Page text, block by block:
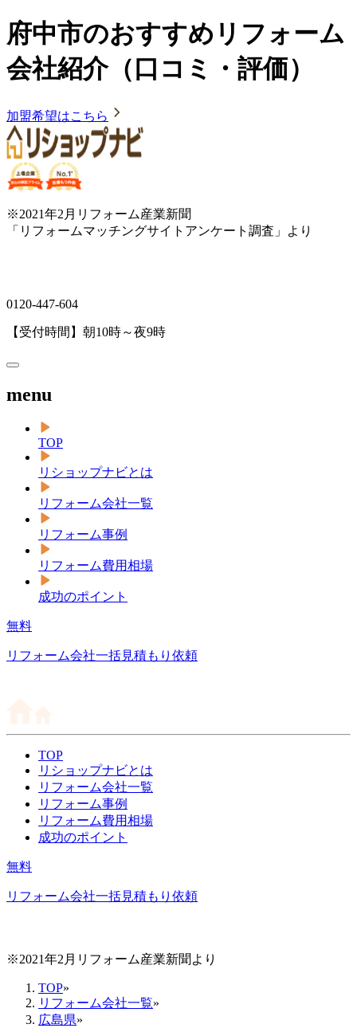
府中市のおすすめリフォーム
会社紹介（口コミ・評価）
加盟希望はこちら
※2021年2月リフォーム産業新聞
「リフォームマッチングサイトアンケート調査」より
0120-447-604
【受付時間】朝10時～夜9時
menu
TOP
リショップナビとは
リフォーム会社一覧
リフォーム事例
リフォーム費用相場
成功のポイント
無料
リフォーム会社一括見積もり依頼
TOP
リショップナビとは
リフォーム会社一覧
リフォーム事例
リフォーム費用相場
成功のポイント
無料
リフォーム会社一括見積もり依頼
※2021年2月リフォーム産業新聞より
TOP»
リフォーム会社一覧»
広島県»